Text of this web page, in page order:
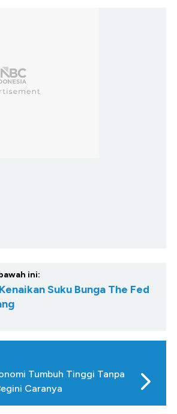
ini:
Suku Bunga The Fed
Tumbuh Tinggi Tanpa
Caranya